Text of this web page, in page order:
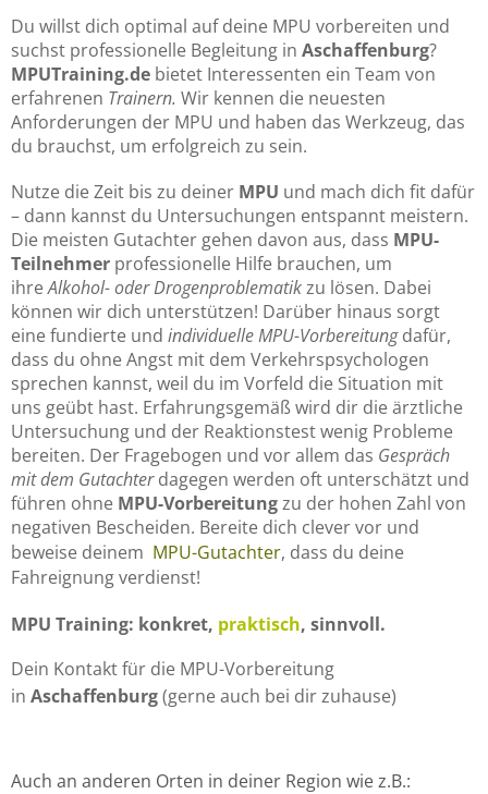
Du willst dich optimal auf deine MPU vorbereiten und
suchst professionelle Begleitung in Aschaffenburg?
MPUTraining.de bietet Interessenten ein Team von
erfahrenen Trainern. Wir kennen die neuesten
Anforderungen der MPU und haben das Werkzeug, das
du brauchst, um erfolgreich zu sein.
Nutze die Zeit bis zu deiner MPU und mach dich fit dafür
– dann kannst du Untersuchungen entspannt meistern.
Die meisten Gutachter gehen davon aus, dass MPU-
Teilnehmer professionelle Hilfe brauchen, um
ihreAlkohol- oder Drogenproblematikzu lösen. Dabei
können wir dich unterstützen! Darüber hinaus sorgt
eine fundierte und individuelle MPU-Vorbereitungdafür,
dass du ohne Angst mit dem Verkehrspsychologen
sprechen kannst, weil du im Vorfeld die Situation mit
uns geübt hast. Erfahrungsgemäß wird dir die ärztliche
Untersuchung und der Reaktionstest wenig Probleme
bereiten. Der Fragebogen und vor allem das Gespräch
mit dem Gutachterdagegen werden oft unterschätzt und
führen ohne MPU-Vorbereitungzu der hohen Zahl von
negativen Bescheiden. Bereite dich clever vor und
beweise deinem MPU-Gutachter, dass du deine
Fahreignung verdienst!
MPU Training: konkret, praktisch, sinnvoll.
Dein Kontakt für die MPU-Vorbereitung
in Aschaffenburg(gerne auch bei dir zuhause)
Auch an anderen Orten in deiner Region wie z.B.: